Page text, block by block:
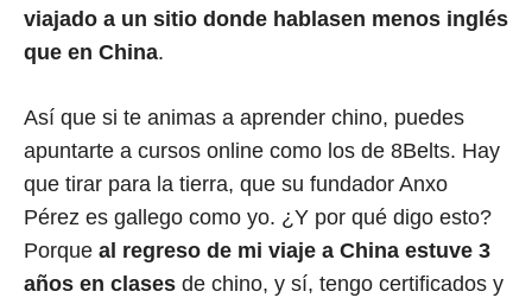
viajado a un sitio donde hablasen menos inglés
que en China.
Así que si te animas a aprender chino, puedes
apuntarte a cursos online como los de 8Belts. Hay
que tirar para la tierra, que su fundador Anxo
Pérez es gallego como yo. ¿Y por qué digo esto?
Porque al regreso de mi viaje a China estuve 3
años en clases de chino, y sí, tengo certificados y